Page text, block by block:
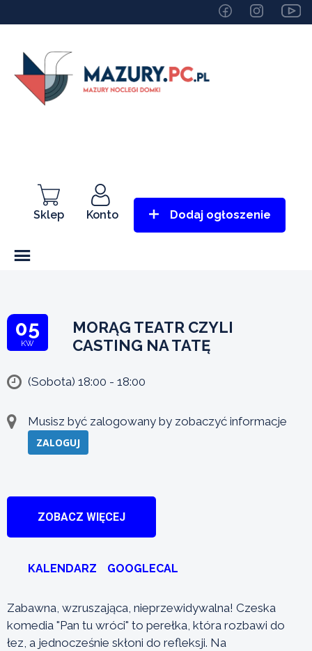
Sklep Konto Dodaj ogłoszenie
05
KW
MORĄG TEATR CZYLI
CASTING NA TATĘ
(Sobota) 18:00 - 18:00
Musisz być zalogowany by zobaczyć informacje
ZALOGUJ
ZOBACZ WIĘCEJ
KALENDARZ GOOGLECAL
Zabawna, wzruszająca, nieprzewidywalna! Czeska
komedia "Pan tu wróci" to perełka, która rozbawi do
łez, a jednocześnie skłoni do refleksji. Na